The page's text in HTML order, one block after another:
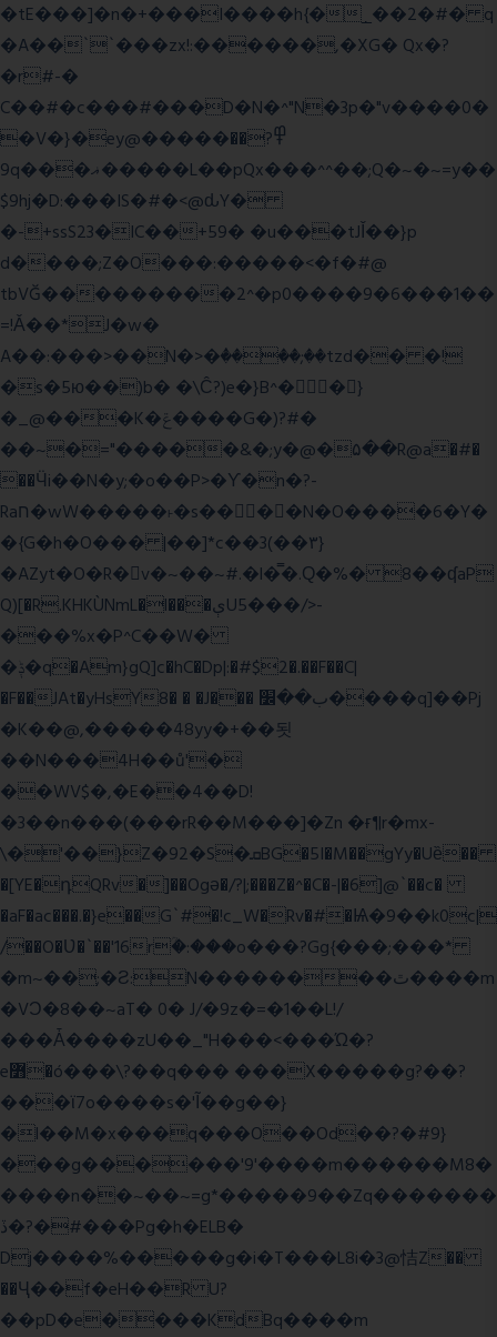
�tE���]�n�+���I����h{�_̣��2�#� q
�A��``���zx!:������,�XG� Qx�?
�r#-�
C��#�c���#���D�N�^"N�3p�"v����0�
�V�}�ey@�����߾?��
9q���ޣ�����L��pQx���^^��;Q�~�~=y��
$9hj�D:���IS�#�<@ԃY�
�-+ssS23�IC��+59� �u���tJǏ��}p
d����;Z�O���:�����<�f�#@
tbVĞ���������2^�p0����9�6���1��
=!Ǎ��*J�w�
A��:���>��N�>�ٝ����;��tzd�� �!
�s�5ю��)b� �\Ĉ?)e�}B^��}
�_@���K�ݝ����G�)?#�
��~�="�����&�;y�@�۵��R@a�#�
��Ӵi��N�y;�o��P>�ϒ�n�?­
Raח�wW�����˫�s����N�O����6�Y�
�{G�h�O��� |��]*c��3(��٣}
�AZyt�O�R�v�~��~#.�l�̿�.Ԛ�%� 8��ʠaP
Q)[�R.KHKÙNmL�l���ېU5���/>-
���%x�P^C��W�
�ݙ�q�Am}gQ]c�hC�Dp|:�#$2�.��F��C|
�F��JAt�yHsY8� � �J��� ب��׼����q]��Pj
�K��@,�����48yy�+��됫
��N���4H��ů'�
��WV$�,�E��4��D!
�3��n���(���rR��M���]�Zn �ғ¶r�mx-
\�'��}Z�92�S�ܩBG�5I�M��gYy�Uȅ��
�[YE�դQRv�]��Ogə�/?|;���Z�^�C�-|�6]@`��c�
�aF�ac���.�}e��G`#�!c_W�Rv�#�Ѩ�9��k0c|
/��O�Ʋ�`��'16rؒ�:���o���?Gg{���;���*
�m~��;�Ƨ:N��������ٿ����m
�VϽ�8��~aT� 0� J/�9z�=�1��L!/
���Ǡ����zU��_"H���<���Ώ�?
e߻�ó���\?��q��� ���X�����g?��?
���ϊ7o����s�'Ĩ��g��}
�l��M�x���q���O��Od��?�#9}
���g������'9'����m������M8�
����n��~��~=g*�����9��Zq�������
ڏ�?�#���Pg�h�ELB�
Dj����%�����g�i�T���L8i�3@恄Z��
��Ҷ��f�eH��R U?
��pD�e����KdBq����m